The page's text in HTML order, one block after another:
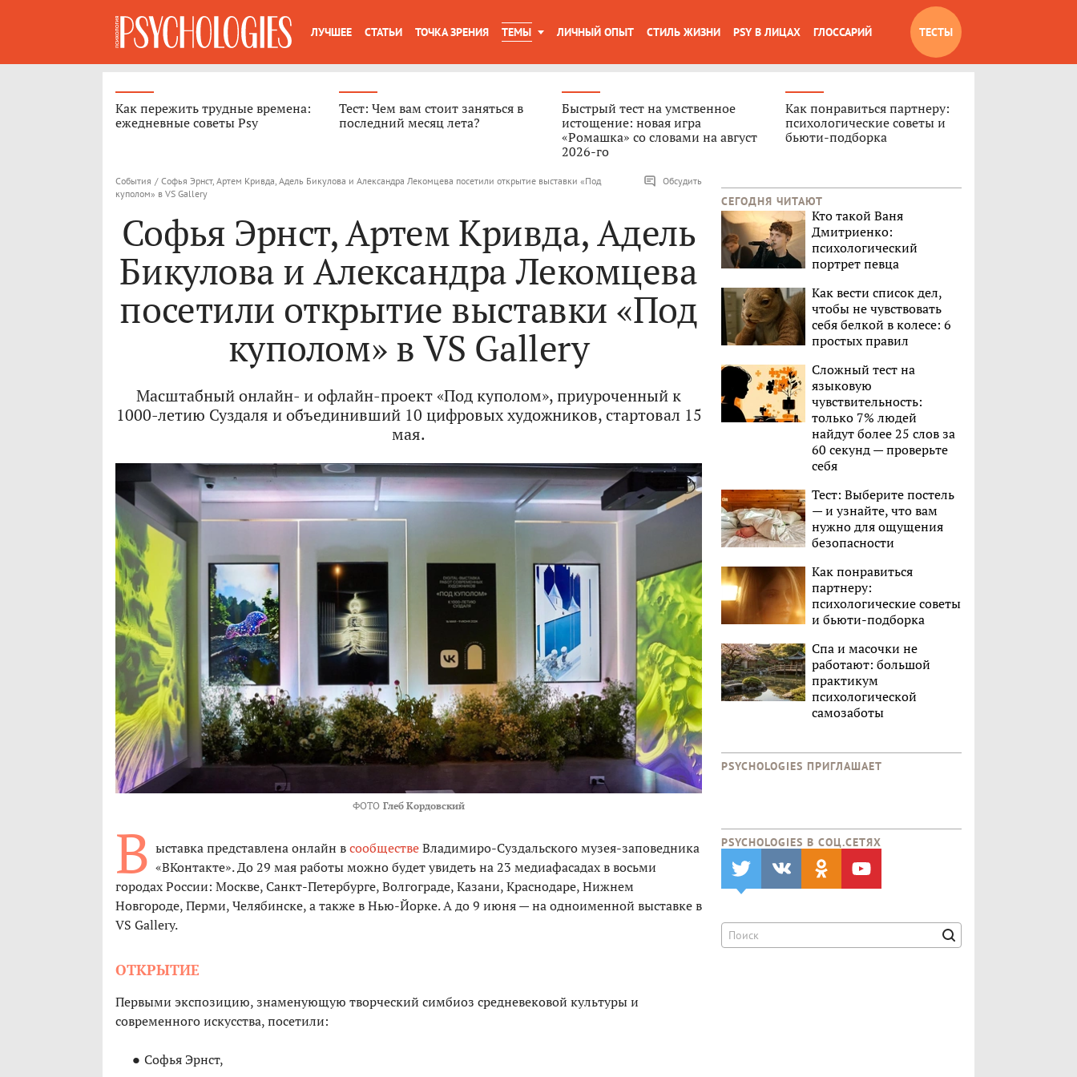
ЛУЧШЕЕ СТАТЬИ ТОЧКА ЗРЕНИЯ ТЕМЫ ЛИЧНЫЙ ОПЫТ СТИЛЬ ЖИЗНИ PSY В ЛИЦАХ ГЛОССАРИЙ ТЕСТЫ
Как пережить трудные времена:
ежедневные советы Psy
Тест: Чем вам стоит заняться в
последний месяц лета?
Быстрый тест на умственное
истощение: новая игра
«Ромашка» со словами на август
2026-го
Как понравиться партнеру:
психологические советы и
бьюти-подборка
События / Софья Эрнст, Артем Кривда, Адель Бикулова и Александра Лекомцева посетили открытие выставки «Под
куполом» в VS Gallery
Обсудить
Софья Эрнст, Артем Кривда, Адель
Бикулова и Александра Лекомцева
посетили открытие выставки «Под
куполом» в VS Gallery
Масштабный онлайн- и офлайн-проект «Под куполом», приуроченный к
1000-летию Суздаля и объединивший 10 цифровых художников, стартовал 15
мая.
ФОТО Глеб Кордовский
В ыставка представлена онлайн всообществеВладимиро-Суздальского музея-заповедника
«ВКонтакте». До 29 мая работы можно будет увидеть на 23 медиафасадах в восьми
городах России: Москве, Санкт-Петербурге, Волгограде, Казани, Краснодаре, Нижнем
Новгороде, Перми, Челябинске, а также в Нью-Йорке. А до 9 июня — на одноименной выставке в
VS Gallery.
ОТКРЫТИЕ
Первыми экспозицию, знаменующую творческий симбиоз средневековой культуры и
современного искусства, посетили:
Софья Эрнст,
СЕГОДНЯ ЧИТАЮТ
Кто такой Ваня
Дмитриенко:
психологический
портрет певца
Как вести список дел,
чтобы не чувствовать
себя белкой в колесе: 6
простых правил
Сложный тест на
языковую
чувствительность:
только 7% людей
найдут более 25 слов за
60 секунд — проверьте
себя
Тест: Выберите постель
— и узнайте, что вам
нужно для ощущения
безопасности
Как понравиться
партнеру:
психологические советы
и бьюти-подборка
Спа и масочки не
работают: большой
практикум
психологической
самозаботы
PSYCHOLOGIES ПРИГЛАШАЕТ
PSYCHOLOGIES В CОЦ.СЕТЯХ